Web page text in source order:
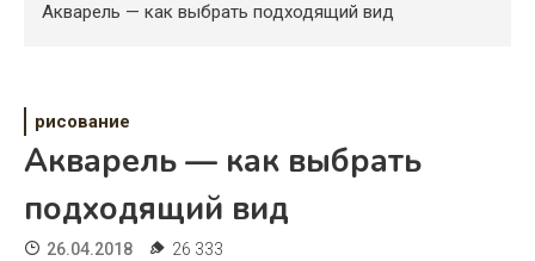
Свадьба
Жизнь
Акварель — как выбрать подходящий вид
рисование
Акварель — как выбрать
подходящий вид
26.04.2018 26 333